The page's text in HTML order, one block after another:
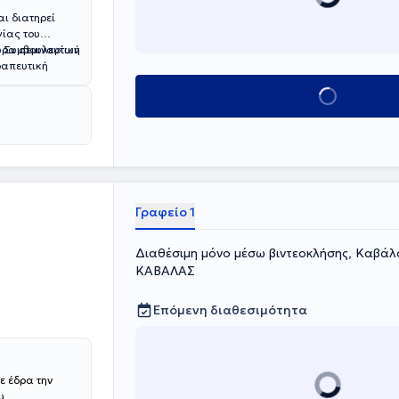
διατηρεί
του
και
στις
σεμιναρίων
Κλείσε ραντεβού
έδρα την
Γραφείο 1
Διαθέσιμη μόνο μέσω βιντεοκλήσης,
ΚΑΒΑΛΑΣ
Επόμενη διαθεσιμότητα